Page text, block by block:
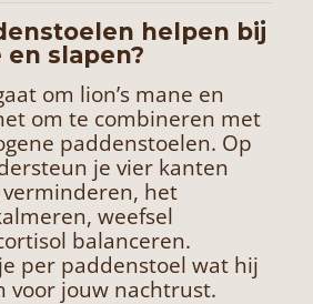
helpen bij
en slapen?
om lion’s mane en
om te combineren met
paddenstoelen. Op
je vier kanten
het
weefsel
balanceren.
per paddenstoel wat hij
voor jouw nachtrust.